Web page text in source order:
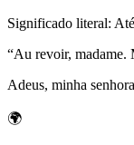
Significado literal:
“Au revoir, madame.
Adeus, minha
🌍